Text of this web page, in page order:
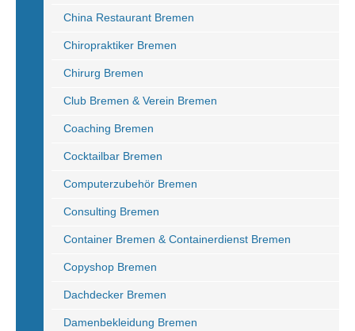
China Restaurant Bremen
Chiropraktiker Bremen
Chirurg Bremen
Club Bremen & Verein Bremen
Coaching Bremen
Cocktailbar Bremen
Computerzubehör Bremen
Consulting Bremen
Container Bremen & Containerdienst Bremen
Copyshop Bremen
Dachdecker Bremen
Damenbekleidung Bremen